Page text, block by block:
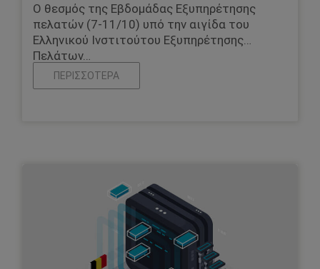
Ο θεσμός της Εβδομάδας Εξυπηρέτησης
πελατών (7-11/10) υπό την αιγίδα του
Ελληνικού Ινστιτούτου Εξυπηρέτησης
Πελάτων…
ΠΕΡΙΣΣΌΤΕΡΑ